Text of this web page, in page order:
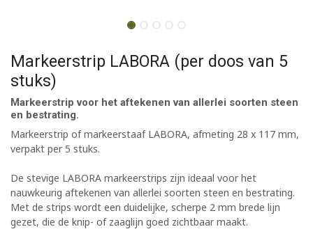
Markeerstrip LABORA (per doos van 5
stuks)
Markeerstrip voor het aftekenen van allerlei soorten steen
en bestrating.
Markeerstrip of markeerstaaf LABORA, afmeting 28 x 117 mm,
verpakt per 5 stuks.
De stevige LABORA markeerstrips zijn ideaal voor het
nauwkeurig aftekenen van allerlei soorten steen en bestrating.
Met de strips wordt een duidelijke, scherpe 2 mm brede lijn
gezet, die de knip- of zaaglijn goed zichtbaar maakt.